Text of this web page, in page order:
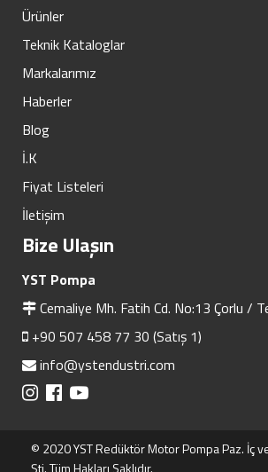
Ürünler
Teknik Kataloglar
Markalarımız
Haberler
Blog
İ.K
Fiyat Listeleri
İletişim
Bize Ulaşın
YST Pompa
Cemaliye Mh. Fatih Cd. No:13 Çorlu /
+90 507 458 77 30 (Satış 1)
info@ystendustri.com
© 2020 YST Redüktör Motor Pompa Paz. İç